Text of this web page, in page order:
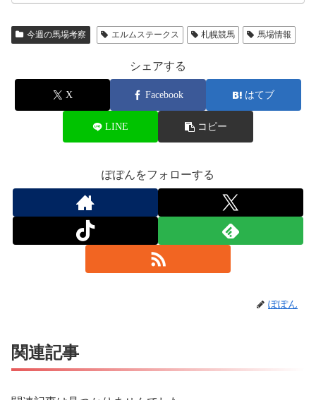
今週の馬場考察 エルムステークス 札幌競馬 馬場情報
シェアする
X Facebook はてブ
LINE コピー
ぽぽんをフォローする
ぽぽん
関連記事